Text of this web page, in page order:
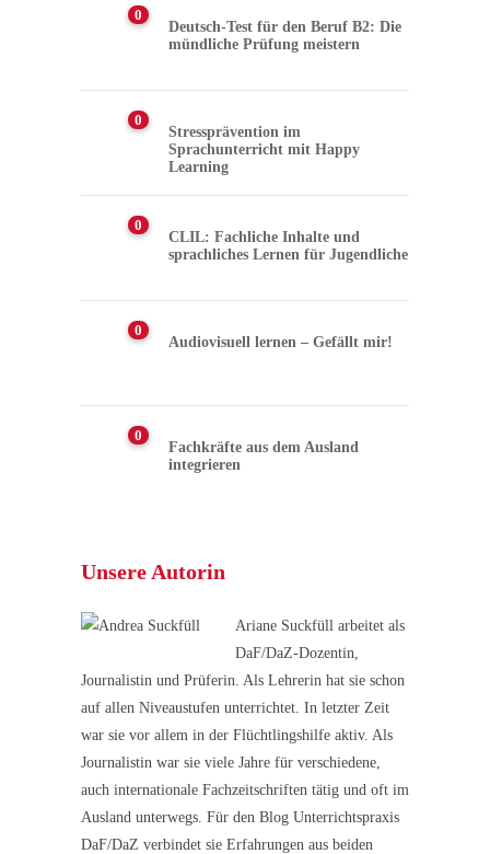
0
Deutsch-Test für den Beruf B2: Die
mündliche Prüfung meistern
0
Stressprävention im
Sprachunterricht mit Happy
Learning
0
CLIL: Fachliche Inhalte und
sprachliches Lernen für Jugendliche
0
Audiovisuell lernen – Gefällt mir!
0
Fachkräfte aus dem Ausland
integrieren
Unsere Autorin
Ariane Suckfüll arbeitet als
DaF/DaZ-Dozentin,
Journalistin und Prüferin. Als Lehrerin hat sie schon
auf allen Niveaustufen unterrichtet. In letzter Zeit
war sie vor allem in der Flüchtlingshilfe aktiv. Als
Journalistin war sie viele Jahre für verschiedene,
auch internationale Fachzeitschriften tätig und oft im
Ausland unterwegs. Für den Blog Unterrichtspraxis
DaF/DaZ verbindet sie Erfahrungen aus beiden